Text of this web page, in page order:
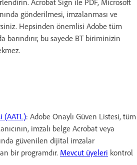
Acrobat Sign ile PDF, Microsoft
gönderilmesi, imzalanması ve
Hepsinden önemlisi Adobe tüm
barındırır, bu sayede BT biriminizin
(AATL): Adobe Onaylı Güven Listesi, tüm
imzalı belge Acrobat veya
güvenilen dijital imzalar
bir programdır. Mevcut üyeleri kontrol